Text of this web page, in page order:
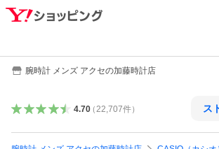
腕時計 メンズ アクセの加藤時計店
4.70（ 22,707件） ス